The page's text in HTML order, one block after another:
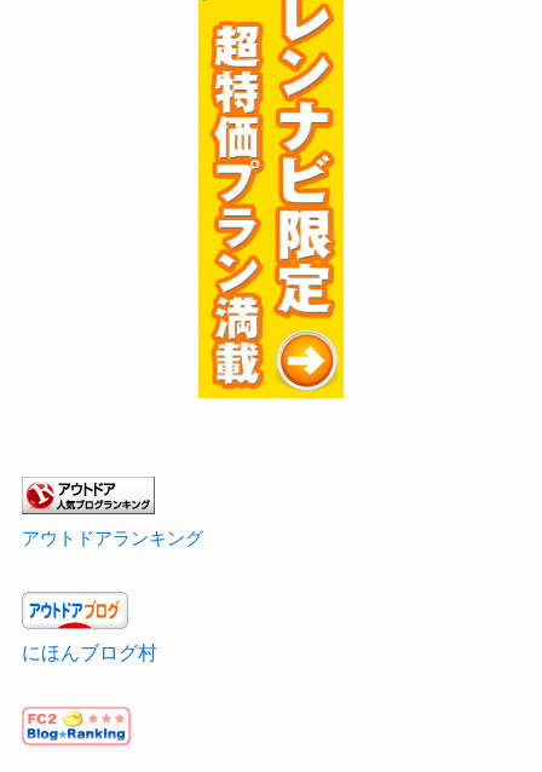
アウトドアランキング
にほんブログ村